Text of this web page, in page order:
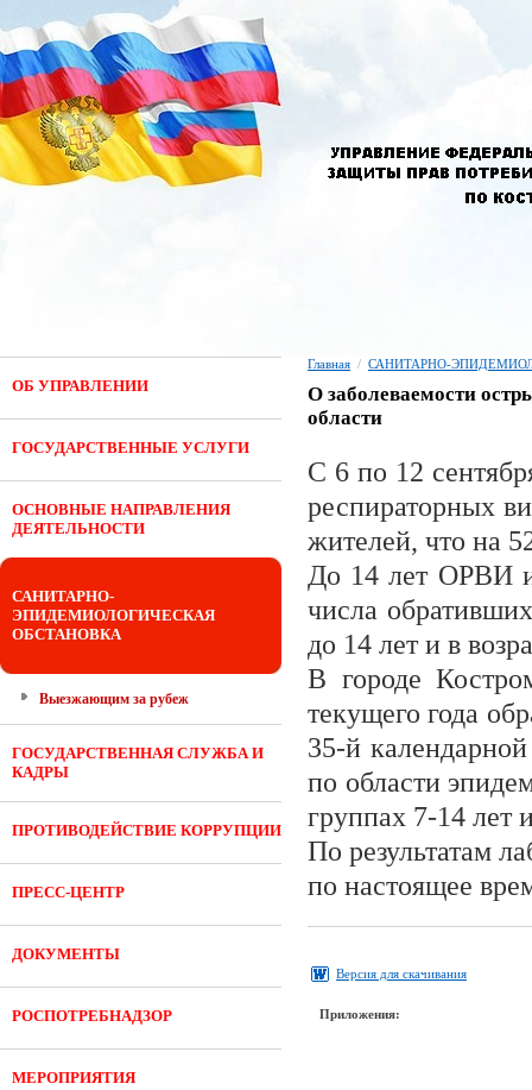
ОБ УПРАВЛЕНИИ
ГОСУДАРСТВЕННЫЕ УСЛУГИ
ОСНОВНЫЕ НАПРАВЛЕНИЯ
ДЕЯТЕЛЬНОСТИ
САНИТАРНО-
ЭПИДЕМИОЛОГИЧЕСКАЯ
ОБСТАНОВКА
Выезжающим за рубеж
ГОСУДАРСТВЕННАЯ СЛУЖБА И
КАДРЫ
ПРОТИВОДЕЙСТВИЕ КОРРУПЦИИ
ПРЕСС-ЦЕНТР
ДОКУМЕНТЫ
РОСПОТРЕБНАДЗОР
МЕРОПРИЯТИЯ
Главная / САНИТАРНО-
О заболеваемости
области
С 6 по 12
респираторных
жителей, что на
До 14 лет ОРВИ и
числа
до 14 лет и в
В городе
текущего года
35-й
по области
группах 7-14 лет
По результатам
по настоящее
Версия для скачивания
Приложения: